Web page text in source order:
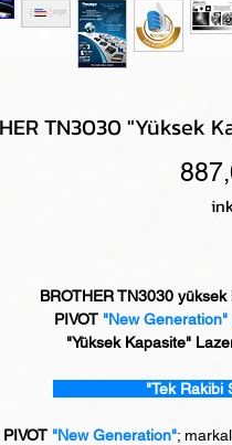
TN3030 "Yüksek
BROTHER TN3030
PIVOT "New Generation"
"Yüksek Kapasite"
"Tek Rakibi
PIVOT "New Generation";